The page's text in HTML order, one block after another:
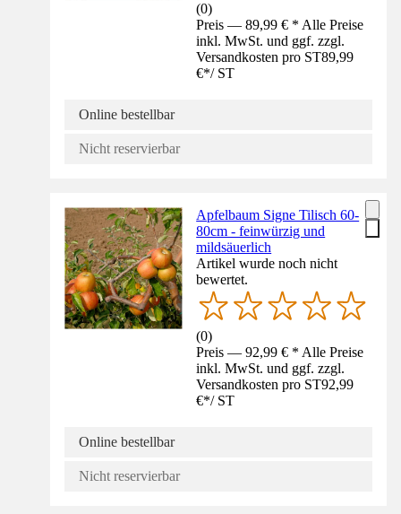
(0)
Preis — 89,99 € * Alle Preise
inkl. MwSt. und ggf. zzgl.
Versandkosten pro ST89,99
€*/ ST
Online bestellbar
Nicht reservierbar
Apfelbaum Signe Tilisch 60-
80cm - feinwürzig und
mildsäuerlich
Artikel wurde noch nicht
bewertet.
(0)
Preis — 92,99 € * Alle Preise
inkl. MwSt. und ggf. zzgl.
Versandkosten pro ST92,99
€*/ ST
Online bestellbar
Nicht reservierbar